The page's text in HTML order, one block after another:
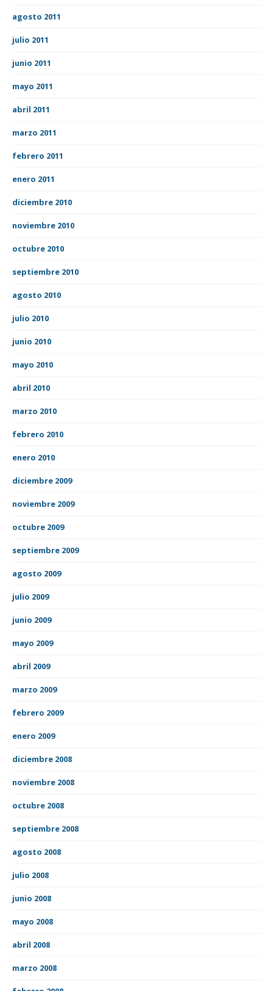
agosto 2011
julio 2011
junio 2011
mayo 2011
abril 2011
marzo 2011
febrero 2011
enero 2011
diciembre 2010
noviembre 2010
octubre 2010
septiembre 2010
agosto 2010
julio 2010
junio 2010
mayo 2010
abril 2010
marzo 2010
febrero 2010
enero 2010
diciembre 2009
noviembre 2009
octubre 2009
septiembre 2009
agosto 2009
julio 2009
junio 2009
mayo 2009
abril 2009
marzo 2009
febrero 2009
enero 2009
diciembre 2008
noviembre 2008
octubre 2008
septiembre 2008
agosto 2008
julio 2008
junio 2008
mayo 2008
abril 2008
marzo 2008